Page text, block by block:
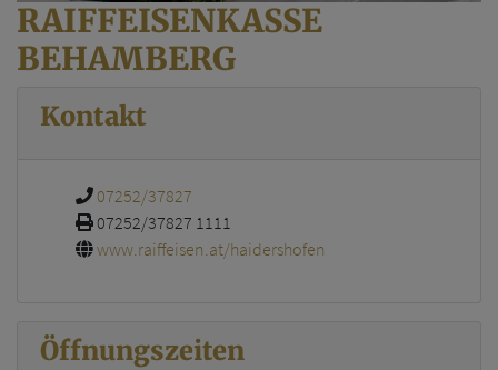
RAIFFEISENKASSE
BEHAMBERG
Kontakt
07252/37827
07252/37827 1111
www.raiffeisen.at/haidershofen
Öffnungszeiten